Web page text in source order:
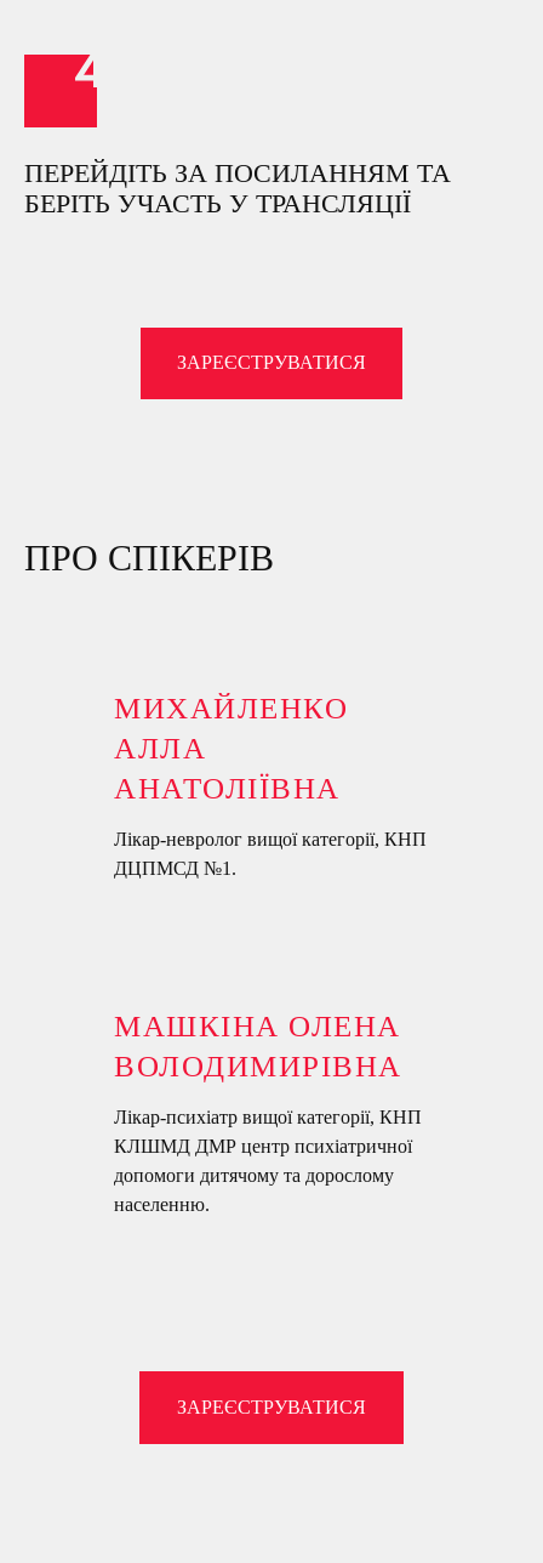
ПЕРЕЙДІТЬ ЗА ПОСИЛАННЯМ ТА
БЕРІТЬ УЧАСТЬ У ТРАНСЛЯЦІЇ
ЗАРЕЄСТРУВАТИСЯ
ПРО СПІКЕРІВ
МИХАЙЛЕНКО
АЛЛА
АНАТОЛІЇВНА
Лікар-невролог вищої категорії, КНП
ДЦПМСД №1.
МАШКІНА ОЛЕНА
ВОЛОДИМИРІВНА
Лікар-психіатр вищої категорії, КНП
КЛШМД ДМР центр психіатричної
допомоги дитячому та дорослому
населенню.
ЗАРЕЄСТРУВАТИСЯ